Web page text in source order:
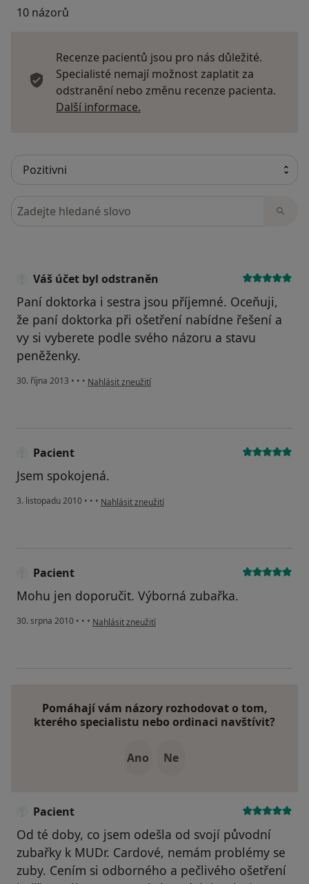
10 názorů
Recenze pacientů jsou pro nás důležité.
Specialisté nemají možnost zaplatit za
odstranění nebo změnu recenze pacienta.
Další informace.
Hledejte v názorech
Váš účet byl odstraněn
Paní doktorka i sestra jsou příjemné. Oceňuji,
že paní doktorka při ošetření nabídne řešení a
vy si vyberete podle svého názoru a stavu
peněženky.
30. října 2013 • • • podle názoru uživatele Váš účet byl odstraněn
Nahlásit zneužití
Pacient
Jsem spokojená.
3. listopadu 2010 • • • podle názoru uživatele Pacient
Nahlásit zneužití
Pacient
Mohu jen doporučit. Výborná zubařka.
30. srpna 2010 • • • podle názoru uživatele Pacient
Nahlásit zneužití
Pomáhají vám názory rozhodovat o tom,
kterého specialistu nebo ordinaci navštívit?
Ano Ne
Pacient
Od té doby, co jsem odešla od svojí původní
zubařky k MUDr. Cardové, nemám problémy se
zuby. Cením si odborného a pečlivého ošetření